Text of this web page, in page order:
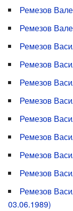
Ремезов
Ремезов
Ремезов
Ремезов
Ремезов
Ремезов
Ремезов
Ремезов
Ремезов
Ремезов
Ремезов
03.06.1989)